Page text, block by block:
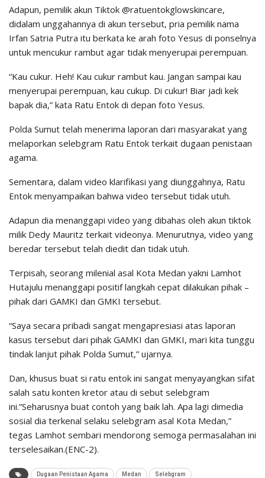
Adapun, pemilik akun Tiktok @ratuentokglowskincare,
didalam unggahannya di akun tersebut, pria pemilik nama
Irfan Satria Putra itu berkata ke arah foto Yesus di ponselnya
untuk mencukur rambut agar tidak menyerupai perempuan.
“Kau cukur. Heh! Kau cukur rambut kau. Jangan sampai kau
menyerupai perempuan, kau cukup. Di cukur! Biar jadi kek
bapak dia,” kata Ratu Entok di depan foto Yesus.
Polda Sumut telah menerima laporan dari masyarakat yang
melaporkan selebgram Ratu Entok terkait dugaan penistaan
agama.
Sementara, dalam video klarifikasi yang diunggahnya, Ratu
Entok menyampaikan bahwa video tersebut tidak utuh.
Adapun dia menanggapi video yang dibahas oleh akun tiktok
milik Dedy Mauritz terkait videonya. Menurutnya, video yang
beredar tersebut telah diedit dan tidak utuh.
Terpisah, seorang milenial asal Kota Medan yakni Lamhot
Hutajulu menanggapi positif langkah cepat dilakukan pihak –
pihak dari GAMKI dan GMKI tersebut.
“Saya secara pribadi sangat mengapresiasi atas laporan
kasus tersebut dari pihak GAMKI dan GMKI, mari kita tunggu
tindak lanjut pihak Polda Sumut,” ujarnya.
Dan, khusus buat si ratu entok ini sangat menyayangkan sifat
salah satu konten kretor atau di sebut selebgram
ini.”Seharusnya buat contoh yang baik lah. Apa lagi dimedia
sosial dia terkenal selaku selebgram asal Kota Medan,”
tegas Lamhot sembari mendorong semoga permasalahan ini
terselesaikan.(ENC-2).
Dugaan Penistaan Agama Medan Selebgram